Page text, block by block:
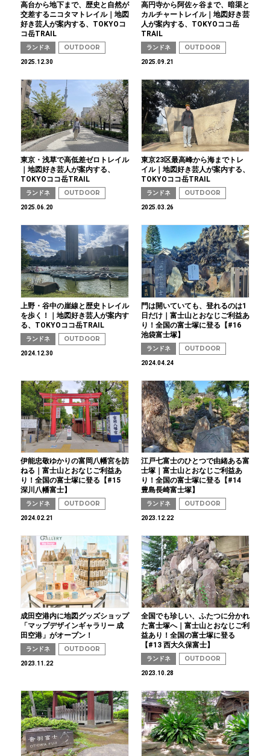
高台から地下まで、歴史と自然が
交差するニコタマトレイル｜地図
好き芸人が案内する、TOKYOコ
コ岳TRAIL
ランドネ OUTDOOR
2025.12.30
高円寺から阿佐ヶ谷まで、暗渠と
カルチャートレイル｜地図好き芸
人が案内する、TOKYOココ岳
TRAIL
ランドネ OUTDOOR
2025.09.21
東京・浅草で高低差ゼロトレイル
｜地図好き芸人が案内する、
TOKYOココ岳TRAIL
ランドネ OUTDOOR
2025.06.20
東京23区最高峰から海までトレ
イル｜地図好き芸人が案内する、
TOKYOココ岳TRAIL
ランドネ OUTDOOR
2025.03.26
上野・谷中の崖線と歴史トレイル
を歩く！｜地図好き芸人が案内す
る、TOKYOココ岳TRAIL
ランドネ OUTDOOR
2024.12.30
門は開いていても、登れるのは1
日だけ｜富士山とおなじご利益あ
り！全国の富士塚に登る【#16
池袋富士塚】
ランドネ OUTDOOR
2024.04.24
伊能忠敬ゆかりの富岡八幡宮を訪
ねる｜富士山とおなじご利益あ
り！全国の富士塚に登る【#15
深川八幡富士】
ランドネ OUTDOOR
2024.02.21
江戸七富士のひとつで由緒ある富
士塚｜富士山とおなじご利益あ
り！全国の富士塚に登る【#14
豊島長崎富士塚】
ランドネ OUTDOOR
2023.12.22
成田空港内に地図グッズショップ
「マップデザインギャラリー 成
田空港」がオープン！
ランドネ OUTDOOR
2023.11.22
全国でも珍しい、ふたつに分かれ
た富士塚へ｜富士山とおなじご利
益あり！全国の富士塚に登る
【#13 西大久保富士】
ランドネ OUTDOOR
2023.10.28